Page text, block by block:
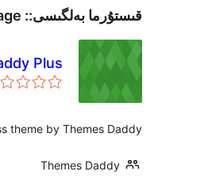
قىستۇرما بەلگىسى::
Plus
theme by Themes Daddy.
Themes Daddy